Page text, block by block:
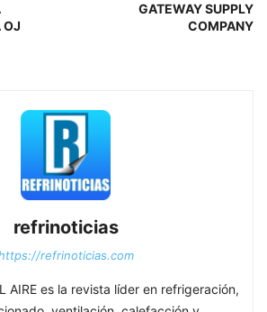
OJ
GATEWAY SUPPLY
COMPANY
refrinoticias
refrinoticias.com
AIRE es la revista líder en refrigeración,